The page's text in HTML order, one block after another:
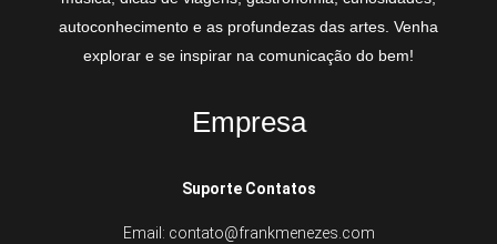
autoconhecimento e as profundezas das artes. Venha
explorar e se inspirar na comunicação do bem!
Empresa
Suporte Contatos
Email: contato@frankmenezes.com